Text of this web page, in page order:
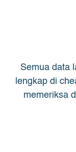
Semua data
lengkap di
memeriksa